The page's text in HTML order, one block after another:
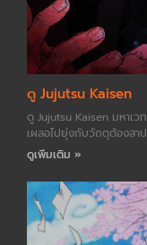
ดู Jujutsu Kaisen
ดู Jujutsu Kaisen มหาเ
เผลอไปยุ่งกับวัถตุต้องสา
ดูเพิ่มเติม »